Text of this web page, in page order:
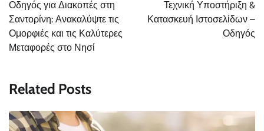
Οδηγός για Διακοπές στη
Σαντορίνη: Ανακαλύψτε τις
Ομορφιές και τις Καλύτερες
Μεταφορές στο Νησί
Τεχνική Υποστήριξη &
Κατασκευή Ιστοσελίδων –
Οδηγός
Related Posts